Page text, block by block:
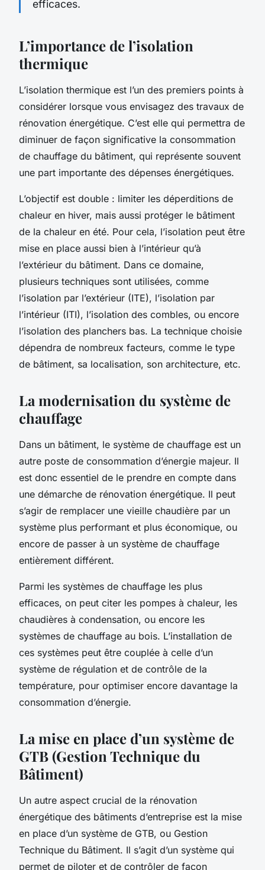
efficaces.
L’importance de l’isolation
thermique
L’isolation thermique est l’un des premiers points à
considérer lorsque vous envisagez des travaux de
rénovation énergétique. C’est elle qui permettra de
diminuer de façon significative la consommation
de chauffage du bâtiment, qui représente souvent
une part importante des dépenses énergétiques.
L’objectif est double : limiter les déperditions de
chaleur en hiver, mais aussi protéger le bâtiment
de la chaleur en été. Pour cela, l’isolation peut être
mise en place aussi bien à l’intérieur qu’à
l’extérieur du bâtiment. Dans ce domaine,
plusieurs techniques sont utilisées, comme
l’isolation par l’extérieur (ITE), l’isolation par
l’intérieur (ITI), l’isolation des combles, ou encore
l’isolation des planchers bas. La technique choisie
dépendra de nombreux facteurs, comme le type
de bâtiment, sa localisation, son architecture, etc.
La modernisation du système de
chauffage
Dans un bâtiment, le système de chauffage est un
autre poste de consommation d’énergie majeur. Il
est donc essentiel de le prendre en compte dans
une démarche de rénovation énergétique. Il peut
s’agir de remplacer une vieille chaudière par un
système plus performant et plus économique, ou
encore de passer à un système de chauffage
entièrement différent.
Parmi les systèmes de chauffage les plus
efficaces, on peut citer les pompes à chaleur, les
chaudières à condensation, ou encore les
systèmes de chauffage au bois. L’installation de
ces systèmes peut être couplée à celle d’un
système de régulation et de contrôle de la
température, pour optimiser encore davantage la
consommation d’énergie.
La mise en place d’un système de
GTB (Gestion Technique du
Bâtiment)
Un autre aspect crucial de la rénovation
énergétique des bâtiments d’entreprise est la mise
en place d’un système de GTB, ou Gestion
Technique du Bâtiment. Il s’agit d’un système qui
permet de piloter et de contrôler de façon